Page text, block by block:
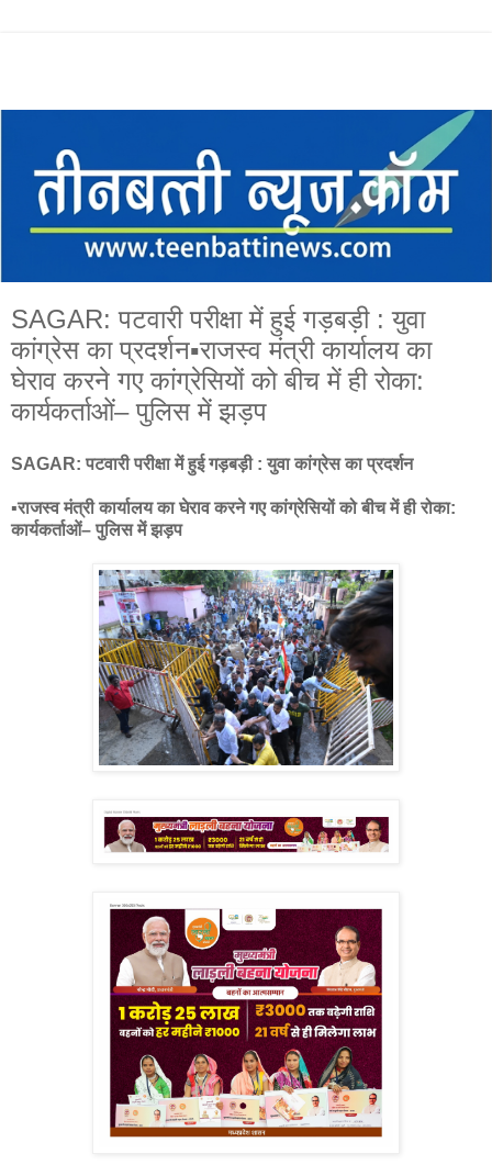
SAGAR: पटवारी परीक्षा में हुई गड़बड़ी : युवा
कांग्रेस का प्रदर्शन▪️राजस्व मंत्री कार्यालय का
घेराव करने गए कांग्रेसियों को बीच में ही रोका:
कार्यकर्ताओं– पुलिस में झड़प
SAGAR: पटवारी परीक्षा में हुई गड़बड़ी : युवा कांग्रेस का प्रदर्शन
▪️राजस्व मंत्री कार्यालय का घेराव करने गए कांग्रेसियों को बीच में ही रोका:
कार्यकर्ताओं– पुलिस में झड़प